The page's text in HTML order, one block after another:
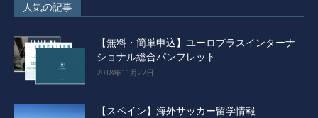
人気の記事
【無料・簡単申込】ユーロプラスインターナ
ショナル総合パンフレット
2018年11月27日
【スペイン】海外サッカー留学情報